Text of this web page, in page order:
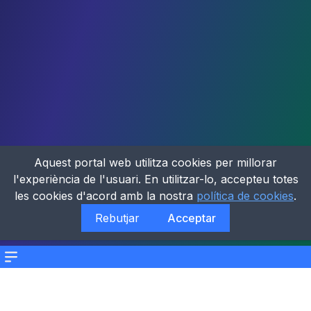
Menu
Aquest portal web utilitza cookies per millorar
l'experiència de l'usuari. En utilitzar-lo, accepteu totes
les cookies d'acord amb la nostra política de cookies.
Rebutjar
Acceptar